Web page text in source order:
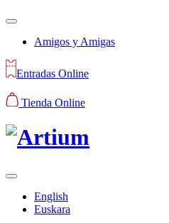
Amigos y Amigas
Entradas Online
Tienda Online
English
Euskara